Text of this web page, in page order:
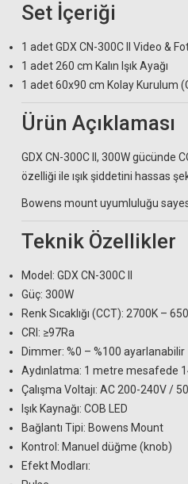
Set İçeriği
1 adet GDX CN-300C II Video &
1 adet 260 cm Kalın Işık Ayağı
1 adet 60x90 cm Kolay Kurulum
Ürün Açıklaması
GDX CN-300C II, 300W gücünde
özelliği ile ışık şiddetini hassas
Bowens mount uyumluluğu
Teknik Özellikler
Model: GDX CN-300C II
Güç: 300W
Renk Sıcaklığı (CCT): 2700K –
CRI: ≥97Ra
Dimmer: %0 – %100 ayarlanabilir
Aydınlatma: 1 metre mesafede
Çalışma Voltajı: AC 200-240V /
Işık Kaynağı: COB LED
Bağlantı Tipi: Bowens Mount
Kontrol: Manuel düğme (knob)
Efekt Modları: